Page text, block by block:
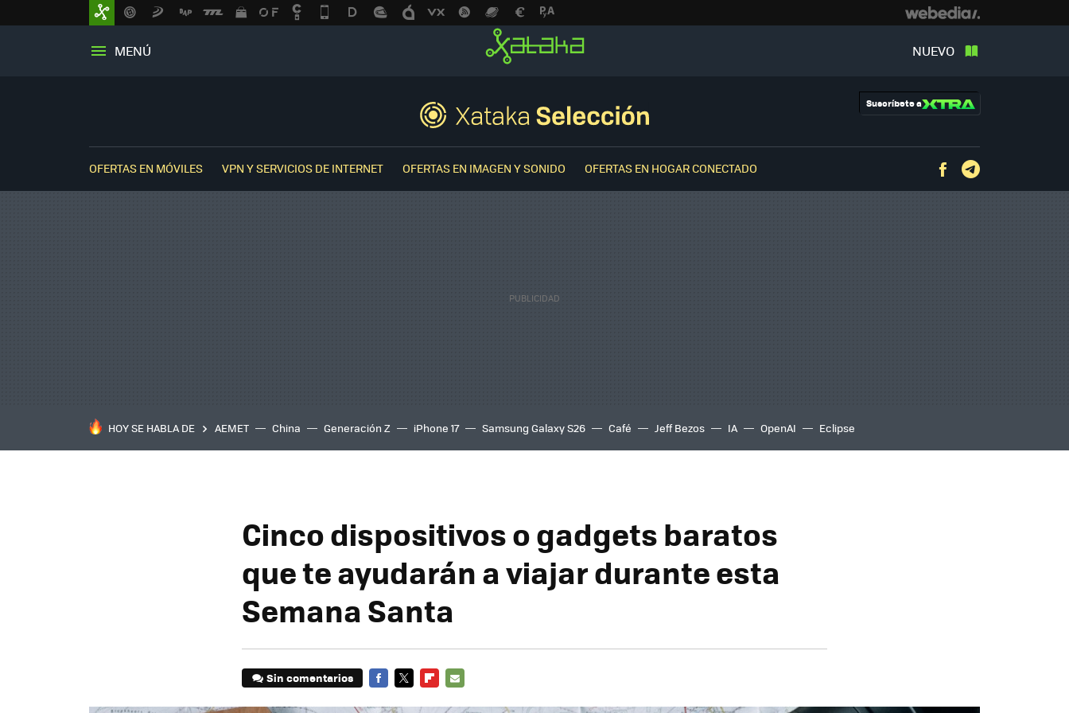
MENÚ NUEVO
Suscríbete a
OFERTAS EN MÓVILES VPN Y SERVICIOS DE INTERNET OFERTAS EN IMAGEN Y SONIDO OFERTAS EN HOGAR CONECTADO Facebook
HOY SE HABLA DE AEMET China Generación Z iPhone 17 Samsung Galaxy S26 Café Jeff Bezos IA OpenAI Eclipse
Cinco dispositivos o gadgets baratos
que te ayudarán a viajar durante esta
Semana Santa
Sin comentarios